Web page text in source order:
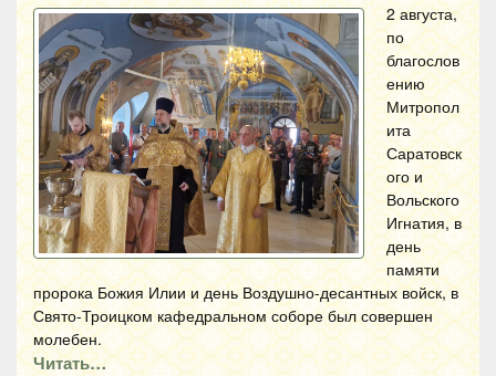
2 августа,
по
благослов
ению
Митропол
ита
Саратовск
ого и
Вольского
Игнатия, в
день
памяти
пророка Божия Илии и день Воздушно-десантных войск, в
Свято-Троицком кафедральном соборе был совершен
молебен.
Читать…